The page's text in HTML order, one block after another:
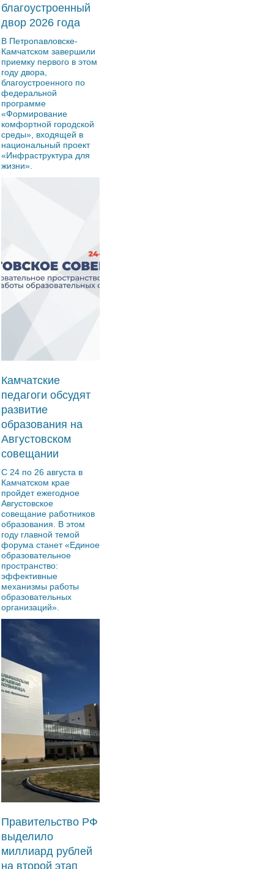
благоустроенный
двор 2026 года
В Петропавловске-
Камчатском завершили
приемку первого в этом
году двора,
благоустроенного по
федеральной
программе
«Формирование
комфортной городской
среды», входящей в
национальный проект
«Инфраструктура для
жизни».
Камчатские
педагоги обсудят
развитие
образования на
Августовском
совещании
С 24 по 26 августа в
Камчатском крае
пройдет ежегодное
Августовское
совещание работников
образования. В этом
году главной темой
форума станет «Единое
образовательное
пространство:
эффективные
механизмы работы
образовательных
организаций».
Правительство РФ
выделило
миллиард рублей
на второй этап